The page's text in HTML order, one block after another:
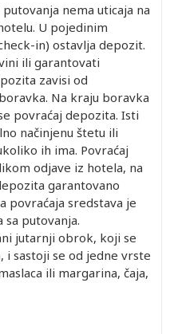
nema uticaja na
U pojedinim
in) ostavlja depozit.
ili garantovati
zavisi od
Na kraju boravka
povraćaj depozita. Isti
načinjenu štetu ili
ih ima. Povraćaj
odjave iz hotela, na
garantovano
sredstava je
putovanja.
jutarnji obrok, koji se
i sastoji se od jedne vrste
ili margarina, čaja,